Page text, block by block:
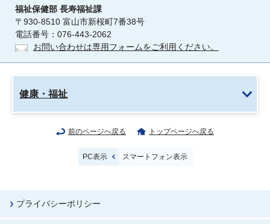
福祉保健部 長寿福祉課
〒930-8510 富山市新桜町7番38号
電話番号：076-443-2062
お問い合わせは専用フォームをご利用ください。
健康・福祉
前のページへ戻る トップページへ戻る
PC表示 スマートフォン表示
プライバシーポリシー